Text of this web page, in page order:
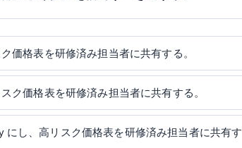
価格表を研修済み担当者に共有する。
ク価格表を研修済み担当者に共有する。
し、高リスク価格表を研修済み担当者に共有す